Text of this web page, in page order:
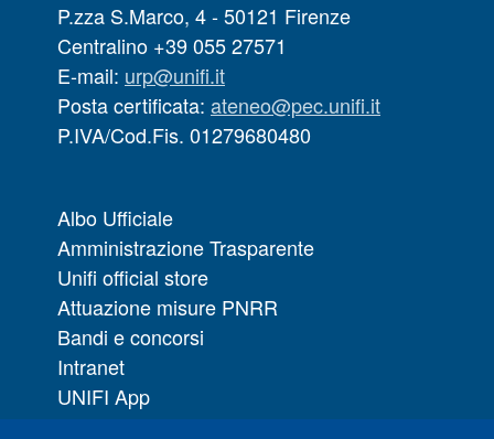
P.zza S.Marco, 4 - 50121 Firenze
Centralino +39 055 27571
E-mail: urp@unifi.it
Posta certificata: ateneo@pec.unifi.it
P.IVA/Cod.Fis. 01279680480
Albo Ufficiale
Amministrazione Trasparente
Unifi official store
Attuazione misure PNRR
Bandi e concorsi
Intranet
UNIFI App